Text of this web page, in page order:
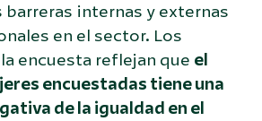
barreras internas y externas
en el sector. Los
encuesta reflejan que el
encuestadas tiene una
de la igualdad en el